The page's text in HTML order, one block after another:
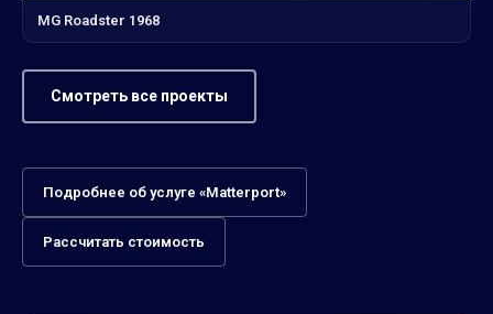
MG Roadster 1968
Смотреть все проекты
Подробнее об услуге «Matterport»
Рассчитать стоимость